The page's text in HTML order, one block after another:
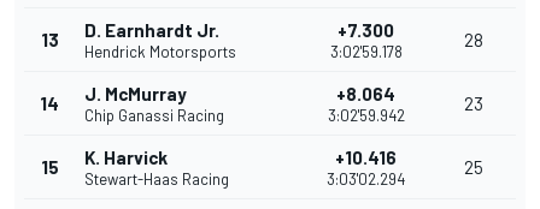
13 D. Earnhardt Jr.
Hendrick Motorsports
+7.300
3:02'59.178
28
14 J. McMurray
Chip Ganassi Racing
+8.064
3:02'59.942
23
15 K. Harvick
Stewart-Haas Racing
+10.416
3:03'02.294
25